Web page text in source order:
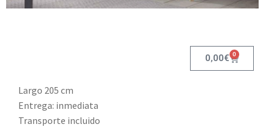
0,00€ 0
Largo 205 cm
Entrega: inmediata
Transporte incluido